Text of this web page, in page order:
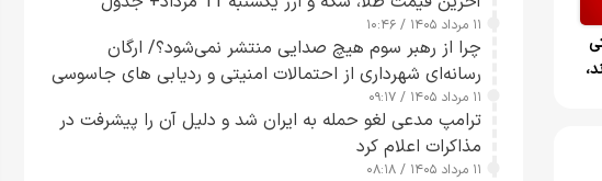
۱۱ مرداد ۱۴۰۵ / ۱۰:۴۶
چرا از رهبر سوم هیچ صدایی منتشر نمی‌شود؟/ ارگان
رسانه‌ای شهرداری از احتمالات امنیتی و ردیابی های جاسوسی
گفت
۱۱ مرداد ۱۴۰۵ / ۰۹:۱۷
ترامپ مدعی لغو حمله به ایران شد و دلیل آن را پیشرفت در
مذاکرات اعلام کرد
۱۱ مرداد ۱۴۰۵ / ۰۸:۱۸